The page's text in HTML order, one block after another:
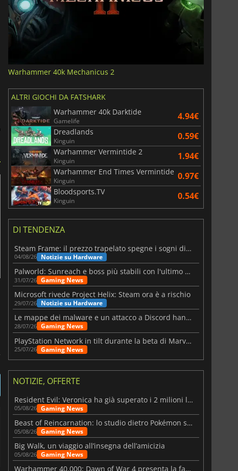
Warhammer 40k Mechanicus 2
ALTRI GIOCHI DA FATSHARK
Warhammer 40k Darktide
Gamelife 4.94€
Dreadlands
Kinguin 0.59€
Warhammer Vermintide 2
Kinguin 1.94€
Warhammer End Times Vermintide
Kinguin 0.97€
Bloodsports.TV
Kinguin 0.54€
DI TENDENZA
Steam Frame: il prezzo trapelato spegne i sogni di un VR economico
04/08/26 Notizie su Hardware
Palworld: Sunreach e boss più stabili con l'ultimo update
31/07/26 Gaming News
Microsoft rivede Project Helix: Steam ora è a rischio
29/07/26 Notizie su Hardware
Le mappe dei malware e un attacco a Discord hanno colpito Meccha Chameleon
28/07/26 Gaming News
PlayStation Network in tilt durante la beta di Marvel Tōkon
25/07/26 Gaming News
NOTIZIE, OFFERTE
Resident Evil: Veronica ha già superato i 2 milioni liste dei desideri
05/08/26 Gaming News
Beast of Reincarnation: lo studio dietro Pokémon su una nuova strada
05/08/26 Gaming News
Big Walk, un viaggio all’insegna dell’amicizia
05/08/26 Gaming News
Warhammer 40.000: Dawn of War 4 presenta la fazione dei Necron